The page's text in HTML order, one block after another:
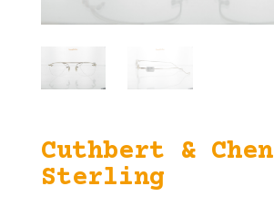
Cuthbert & Chen
Sterling